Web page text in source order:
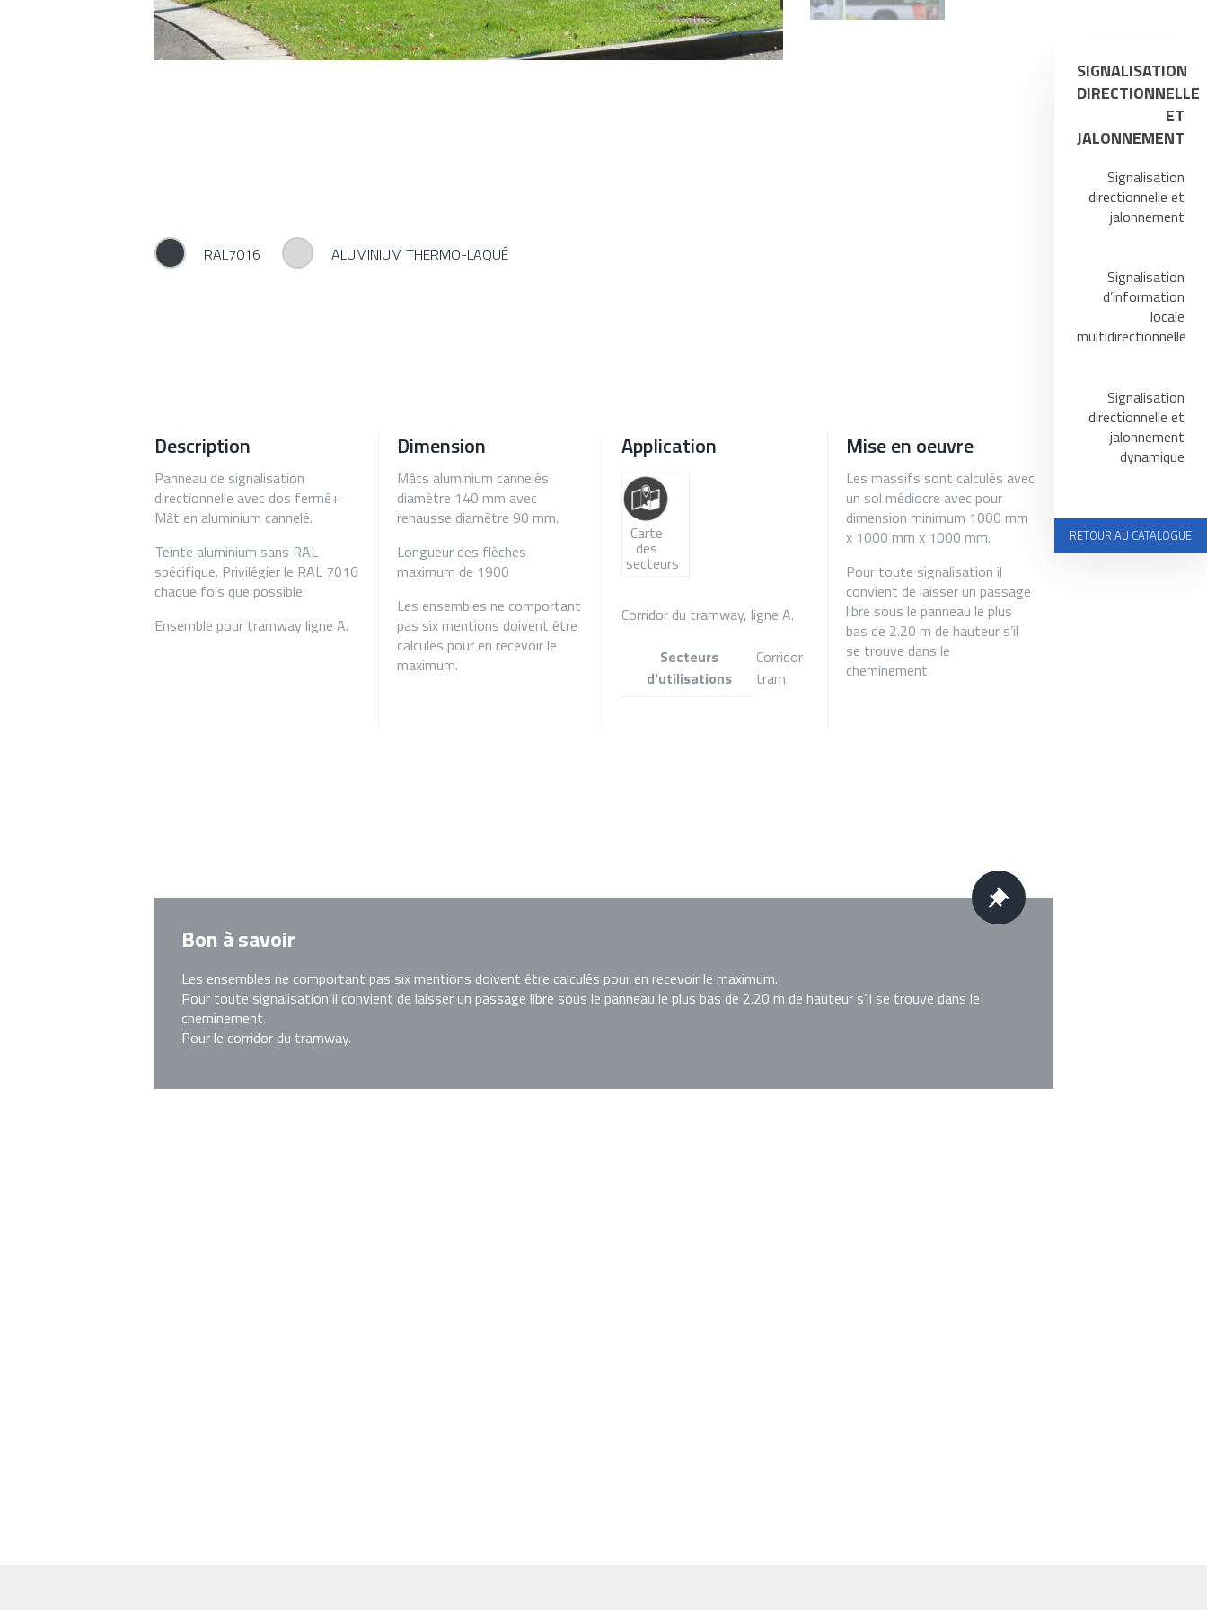
SIGNALISATION
DIRECTIONNELLE
ET
JALONNEMENT
Signalisation
directionnelle et
jalonnement
Signalisation
d’information
locale
multidirectionnelle
Signalisation
directionnelle et
jalonnement
dynamique
RETOUR AU CATALOGUE
RAL7016 ALUMINIUM THERMO-LAQUÉ
Description
Panneau de signalisation
directionnelle avec dos fermé+
Mât en aluminium cannelé.
Teinte aluminium sans RAL
spécifique. Privilégier le RAL 7016
chaque fois que possible.
Ensemble pour tramway ligne A.
Dimension
Mâts aluminium cannelés
diamètre 140 mm avec
rehausse diamètre 90 mm.
Longueur des flèches
maximum de 1900
Les ensembles ne comportant
pas six mentions doivent être
calculés pour en recevoir le
maximum.
Application
Carte
des
secteurs
Corridor du tramway, ligne A.
Secteurs
d'utilisations
Corridor
tram
Mise en oeuvre
Les massifs sont calculés avec
un sol médiocre avec pour
dimension minimum 1000 mm
x 1000 mm x 1000 mm.
Pour toute signalisation il
convient de laisser un passage
libre sous le panneau le plus
bas de 2.20 m de hauteur s’il
se trouve dans le
cheminement.
Bon à savoir
Les ensembles ne comportant pas six mentions doivent être calculés pour en recevoir le maximum.
Pour toute signalisation il convient de laisser un passage libre sous le panneau le plus bas de 2.20 m de hauteur s’il se trouve dans le
cheminement.
Pour le corridor du tramway.